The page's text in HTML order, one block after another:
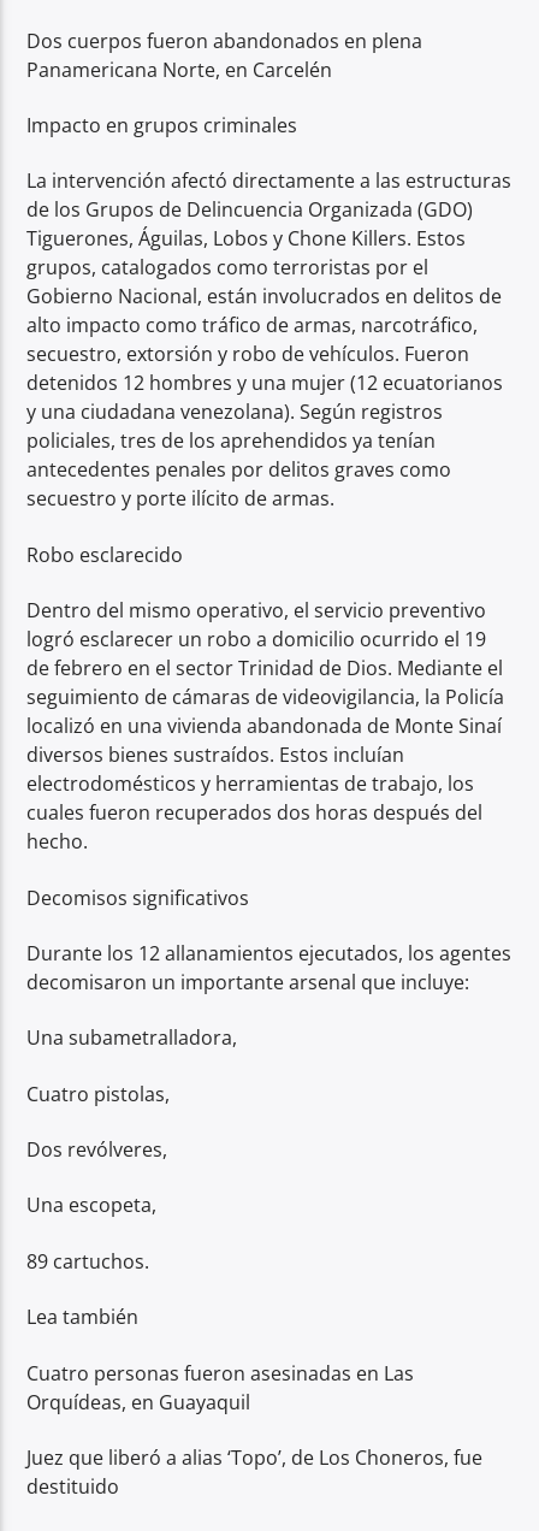
Dos cuerpos fueron abandonados en plena
Panamericana Norte, en Carcelén
Impacto en grupos criminales
La intervención afectó directamente a las estructuras
de los Grupos de Delincuencia Organizada (GDO)
Tiguerones, Águilas, Lobos y Chone Killers. Estos
grupos, catalogados como terroristas por el
Gobierno Nacional, están involucrados en delitos de
alto impacto como tráfico de armas, narcotráfico,
secuestro, extorsión y robo de vehículos. Fueron
detenidos 12 hombres y una mujer (12 ecuatorianos
y una ciudadana venezolana). Según registros
policiales, tres de los aprehendidos ya tenían
antecedentes penales por delitos graves como
secuestro y porte ilícito de armas.
Robo esclarecido
Dentro del mismo operativo, el servicio preventivo
logró esclarecer un robo a domicilio ocurrido el 19
de febrero en el sector Trinidad de Dios. Mediante el
seguimiento de cámaras de videovigilancia, la Policía
localizó en una vivienda abandonada de Monte Sinaí
diversos bienes sustraídos. Estos incluían
electrodomésticos y herramientas de trabajo, los
cuales fueron recuperados dos horas después del
hecho.
Decomisos significativos
Durante los 12 allanamientos ejecutados, los agentes
decomisaron un importante arsenal que incluye:
Una subametralladora,
Cuatro pistolas,
Dos revólveres,
Una escopeta,
89 cartuchos.
Lea también
Cuatro personas fueron asesinadas en Las
Orquídeas, en Guayaquil
Juez que liberó a alias ‘Topo’, de Los Choneros, fue
destituido